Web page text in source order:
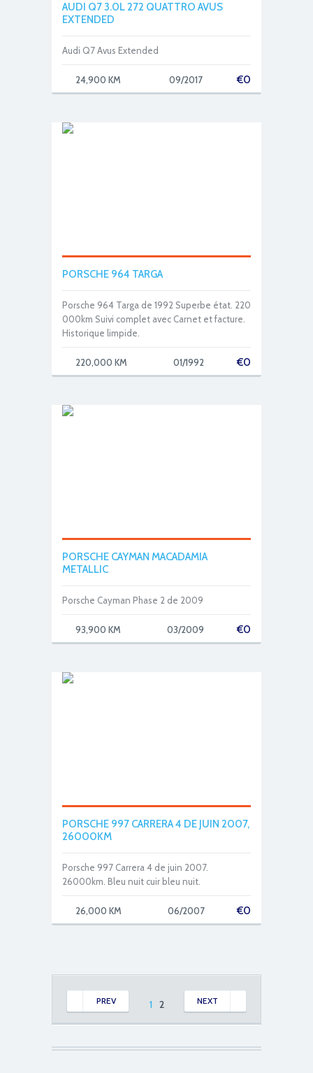
AUDI Q7 3.0L 272 QUATTRO AVUS
EXTENDED
Audi Q7 Avus Extended
€0
24,900 KM 09/2017
PORSCHE 964 TARGA
Porsche 964 Targa de 1992 Superbe état. 220
000km Suivi complet avec Carnet et facture.
Historique limpide.
€0
220,000 KM 01/1992
PORSCHE CAYMAN MACADAMIA
METALLIC
Porsche Cayman Phase 2 de 2009
€0
93,900 KM 03/2009
PORSCHE 997 CARRERA 4 DE JUIN 2007,
26000KM
Porsche 997 Carrera 4 de juin 2007.
26000km. Bleu nuit cuir bleu nuit.
€0
26,000 KM 06/2007
PREV NEXT
1 2